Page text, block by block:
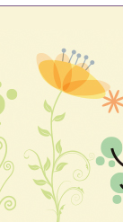
，並轉
生、
躍報名
請查
。